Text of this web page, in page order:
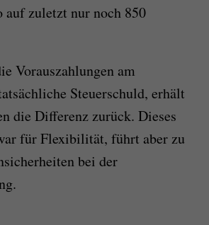
zuletzt nur noch 850
Vorauszahlungen am
Steuerschuld, erhält
die Differenz zurück. Dieses
für Flexibilität, führt aber zu
bei der